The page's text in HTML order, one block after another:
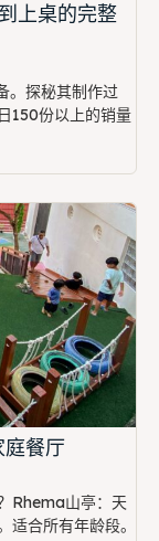
上桌的完整
探秘其制作过
150份以上的销量
庭餐厅
Rhema山亭：天
合所有年龄段。